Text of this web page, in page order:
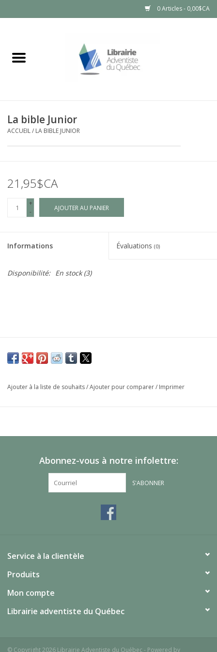
0 Articles - 0,00$CA
La bible Junior
ACCUEIL/ LA BIBLE JUNIOR
21,95$CA
+
-
AJOUTER AU PANIER
Informations Évaluations (0)
Disponibilité: En stock(3)
Ajouter à la liste de souhaits/Ajouter pour comparer/ Imprimer
Abonnez-vous à notre infolettre:
S'ABONNER
Service à la clientèle
Produits
Mon compte
Librairie adventiste du Québec
© Copyright 2026 Librairie Adventiste du Québec - Powered by